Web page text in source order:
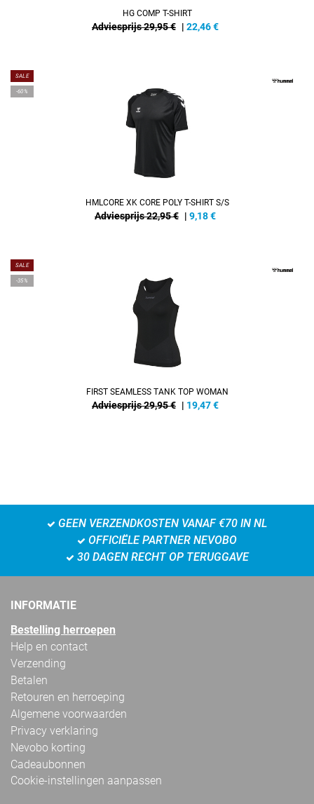
HG COMP T-SHIRT
Adviesprijs 29,95 € | 22,46€
SALE
-60%
HMLCORE XK CORE POLY T-SHIRT S/S
Adviesprijs 22,95 € | 9,18€
SALE
-35%
FIRST SEAMLESS TANK TOP WOMAN
Adviesprijs 29,95 € | 19,47€
GEEN VERZENDKOSTEN VANAF €70 IN NL
OFFICIËLE PARTNER NEVOBO
30 DAGEN RECHT OP TERUGGAVE
INFORMATIE
Bestelling herroepen
Help en contact
Verzending
Betalen
Retouren en herroeping
Algemene voorwaarden
Privacy verklaring
Nevobo korting
Cadeaubonnen
Cookie-instellingen aanpassen